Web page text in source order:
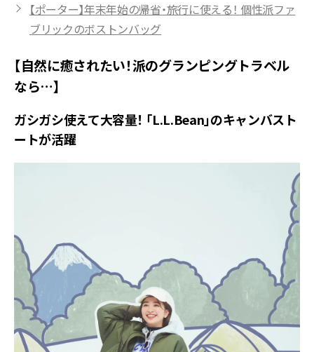
【ポーター】年末年始の帰省・旅行に使える！ 個性派ファ
ブリックのボストンバッグ
【自然に癒されたい！派のグランピングトラベル
なら…】
ガシガシ使えて大容量！ 「L.L.Bean」のキャンバスト
ートが活躍